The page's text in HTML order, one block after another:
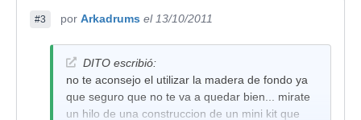
#3 por Arkadrums el 13/10/2011
DITO escribió:
no te aconsejo el utilizar la madera de fondo ya
que seguro que no te va a quedar bien... mirate
un hilo de una construccion de un mini kit que